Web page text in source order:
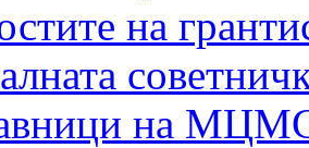
на
на МЦМС